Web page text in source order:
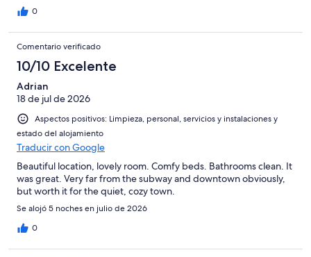
0
Comentario verificado
10/10 Excelente
Adrian
18 de jul de 2026
Aspectos positivos: Limpieza, personal, servicios y instalaciones y
estado del alojamiento
Traducir con Google
Beautiful location, lovely room. Comfy beds. Bathrooms clean. It
was great. Very far from the subway and downtown obviously,
but worth it for the quiet, cozy town.
Se alojó 5 noches en julio de 2026
0